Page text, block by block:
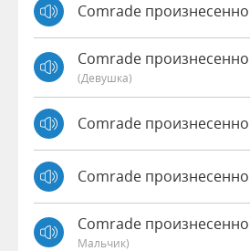
Comrade
Comrade
(девушка)
Comrade
Comrade произнесенно
Comrade
Мальчик)